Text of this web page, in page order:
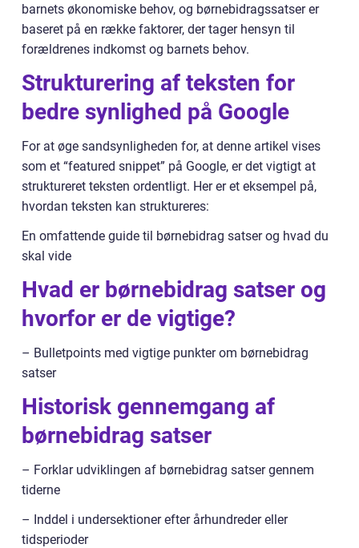
barnets økonomiske behov, og børnebidragssatser er
baseret på en række faktorer, der tager hensyn til
forældrenes indkomst og barnets behov.
Strukturering af teksten for
bedre synlighed på Google
For at øge sandsynligheden for, at denne artikel vises
som et “featured snippet” på Google, er det vigtigt at
struktureret teksten ordentligt. Her er et eksempel på,
hvordan teksten kan struktureres:
En omfattende guide til børnebidrag satser og hvad du
skal vide
Hvad er børnebidrag satser og
hvorfor er de vigtige?
– Bulletpoints med vigtige punkter om børnebidrag
satser
Historisk gennemgang af
børnebidrag satser
– Forklar udviklingen af børnebidrag satser gennem
tiderne
– Inddel i undersektioner efter århundreder eller
tidsperioder